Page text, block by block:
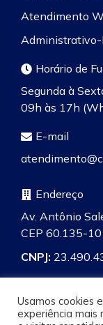
Atendimento
Horário de
Segunda à
09h às 17h
E-mail
Endereço
Av. Antônio
CEP 60.135-
CNPJ:
Usamos cookies
experiência mais